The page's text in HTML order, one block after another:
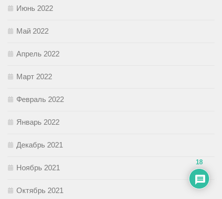
Июнь 2022
Май 2022
Апрель 2022
Март 2022
Февраль 2022
Январь 2022
Декабрь 2021
Ноябрь 2021
Октябрь 2021
18